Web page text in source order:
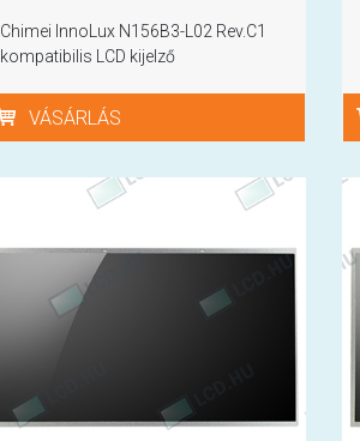
Chimei InnoLux N156B3-L02 Rev.C1
kompatibilis LCD kijelző
VÁSÁRLÁS